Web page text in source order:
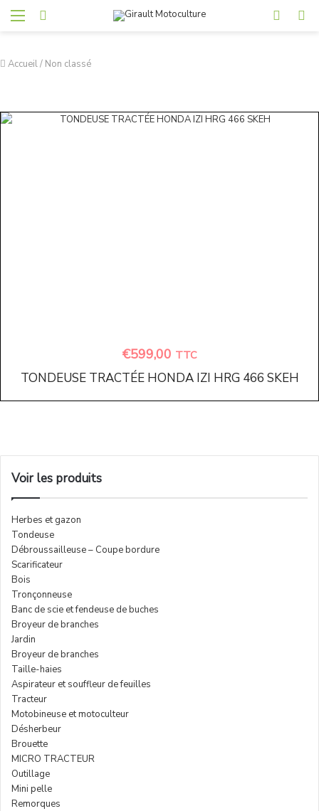
Accueil/ Non classé
€599,00 TTC
TONDEUSE TRACTÉE HONDA IZI HRG 466 SKEH
Voir les produits
Herbes et gazon
Tondeuse
Débroussailleuse – Coupe bordure
Scarificateur
Bois
Tronçonneuse
Banc de scie et fendeuse de buches
Broyeur de branches
Jardin
Broyeur de branches
Taille-haies
Aspirateur et souffleur de feuilles
Tracteur
Motobineuse et motoculteur
Désherbeur
Brouette
MICRO TRACTEUR
Outillage
Mini pelle
Remorques